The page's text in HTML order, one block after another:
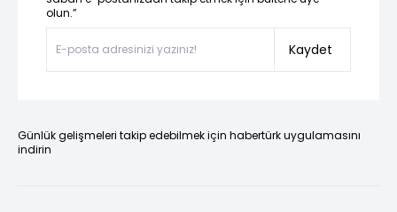
olun.”
Kaydet
Günlük gelişmeleri takip edebilmek için habertürk uygulamasını
indirin